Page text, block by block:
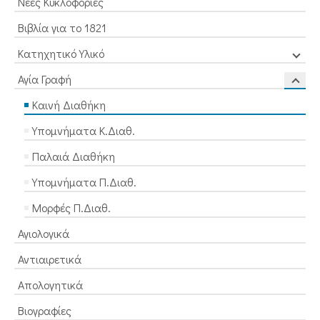
Βιβλία για το 1821
Κατηχητικό Υλικό
Αγία Γραφή
Καινή Διαθήκη
Υπομνήματα Κ.Διαθ.
Παλαιά Διαθήκη
Υπομνήματα Π.Διαθ.
Μορφές Π.Διαθ.
Αγιολογικά
Αντιαιρετικά
Απολογητικά
Βιογραφίες